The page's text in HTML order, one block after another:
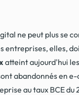
ne peut plus se
elles,
atteint aujourd'hui
abandonnés en
au taux BCE